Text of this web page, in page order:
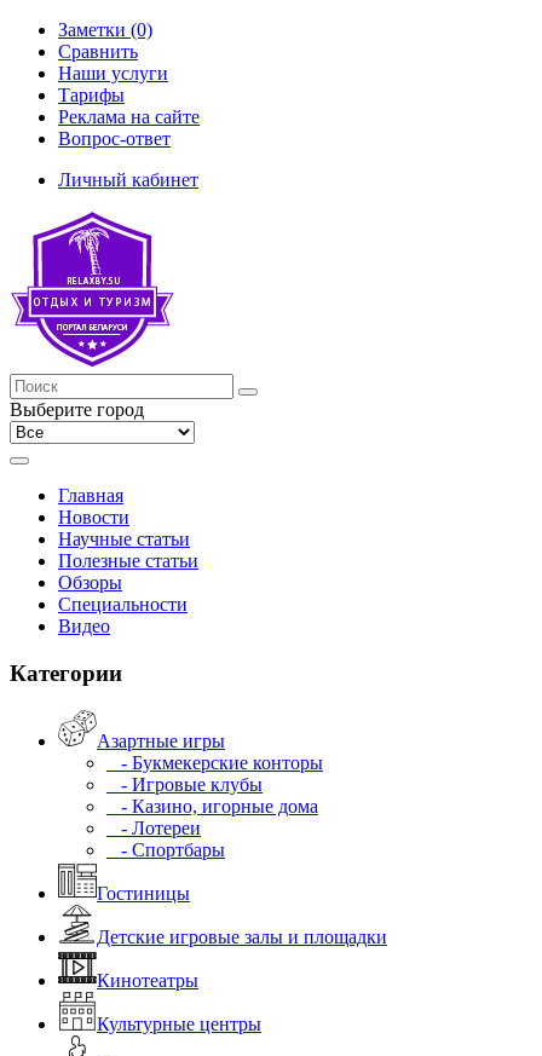
Заметки (0)
Сравнить
Наши услуги
Тарифы
Реклама на сайте
Вопрос-ответ
Личный кабинет
Выберите город
Главная
Новости
Научные статьи
Полезные статьи
Обзоры
Специальности
Видео
Категории
Азартные игры
- Букмекерские конторы
- Игровые клубы
- Казино, игорные дома
- Лотереи
- Спортбары
Гостиницы
Детские игровые залы и площадки
Кинотеатры
Культурные центры